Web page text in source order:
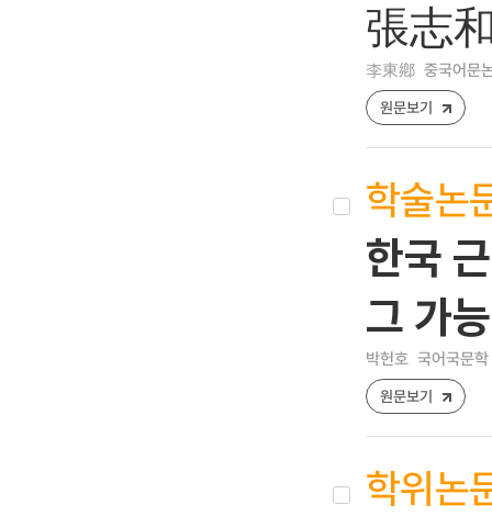
張志
李東鄕 중국어
원문보기
학술논
한국
그 가
박헌호 국어국문
원문보기
학위논